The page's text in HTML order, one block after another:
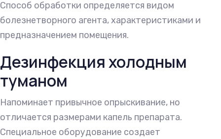
Способ обработки определяется видом
болезнетворного агента, характеристиками и
предназначением помещения.
Дезинфекция холодным
туманом
Напоминает привычное опрыскивание, но
отличается размерами капель препарата.
Специальное оборудование создает